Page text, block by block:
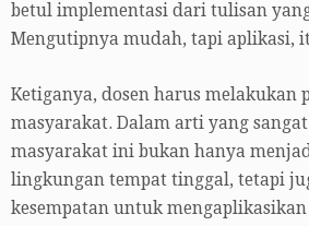
betul implementasi dari tulisan
Mengutipnya mudah, tapi aplikasi,
Ketiganya, dosen harus melakukan
masyarakat. Dalam arti yang
masyarakat ini bukan hanya
lingkungan tempat tinggal, tetapi
kesempatan untuk